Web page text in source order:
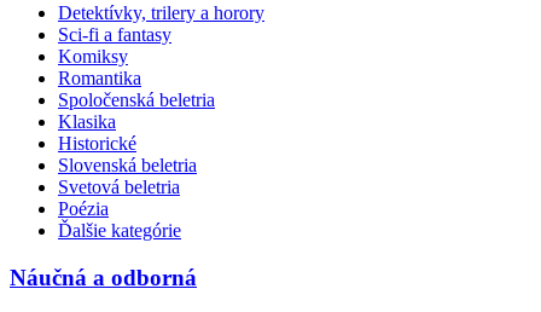
Detektívky, trilery a horory
Sci-fi a fantasy
Komiksy
Romantika
Spoločenská beletria
Klasika
Historické
Slovenská beletria
Svetová beletria
Poézia
Ďalšie kategórie
Náučná a odborná